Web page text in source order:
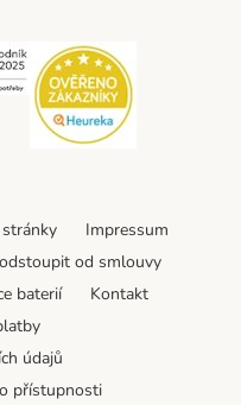
Security
Impressum
od smlouvy
baterií
Kontakt
údajů
přístupnosti